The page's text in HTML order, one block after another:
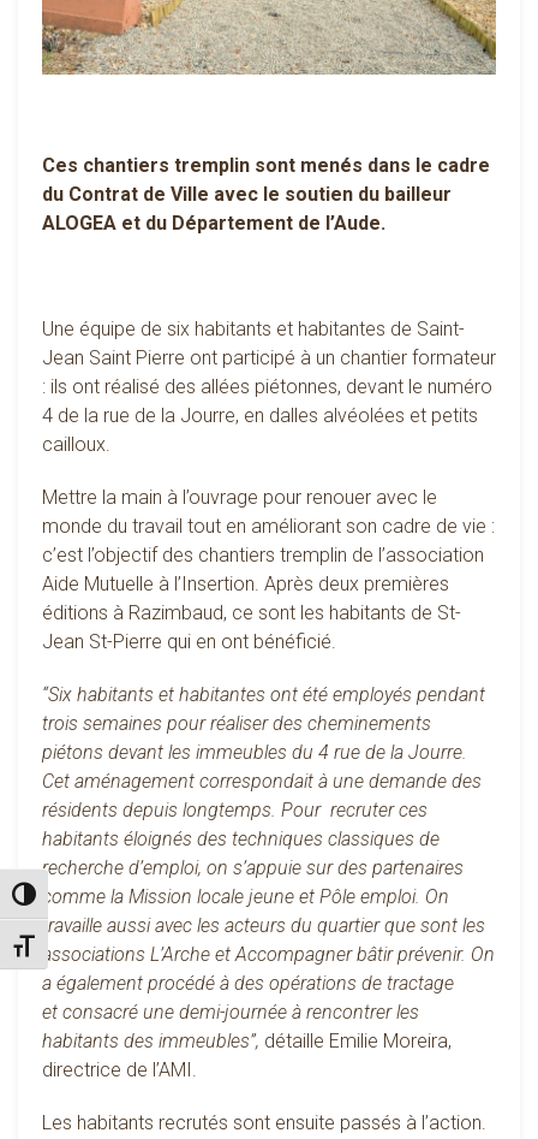
Passer en contraste élevé
Changer la taille de la police
Ces chantiers tremplin sont menés dans le cadre
du Contrat de Ville avec le soutien du bailleur
ALOGEA et du Département de l’Aude.
Une équipe de six habitants et habitantes de Saint-
Jean Saint Pierre ont participé à un chantier formateur
: ils ont réalisé des allées piétonnes, devant le numéro
4 de la rue de la Jourre, en dalles alvéolées et petits
cailloux.
Mettre la main à l’ouvrage pour renouer avec le
monde du travail tout en améliorant son cadre de vie :
c’est l’objectif des chantiers tremplin de l’association
Aide Mutuelle à l’Insertion. Après deux premières
éditions à Razimbaud, ce sont les habitants de St-
Jean St-Pierre qui en ont bénéficié.
“Six habitants et habitantes ont été employés pendant
trois semaines pour réaliser des cheminements
piétons devant les immeubles du 4 rue de la Jourre.
Cet aménagement correspondait à une demande des
résidents depuis longtemps. Pour recruter ces
habitants éloignés des techniques classiques de
recherche d’emploi, on s’appuie sur des partenaires
comme la Mission locale jeune et Pôle emploi. On
travaille aussi avec les acteurs du quartier que sont les
associations L’Arche et Accompagner bâtir prévenir. On
a également procédé à des opérations de tractage
et consacré une demi-journée à rencontrer les
habitants des immeubles”, détaille Emilie Moreira,
directrice de l’AMI.
Les habitants recrutés sont ensuite passés à l’action.